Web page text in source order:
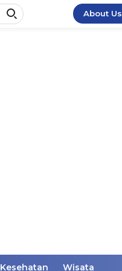
About Us
Kesehatan Wisata